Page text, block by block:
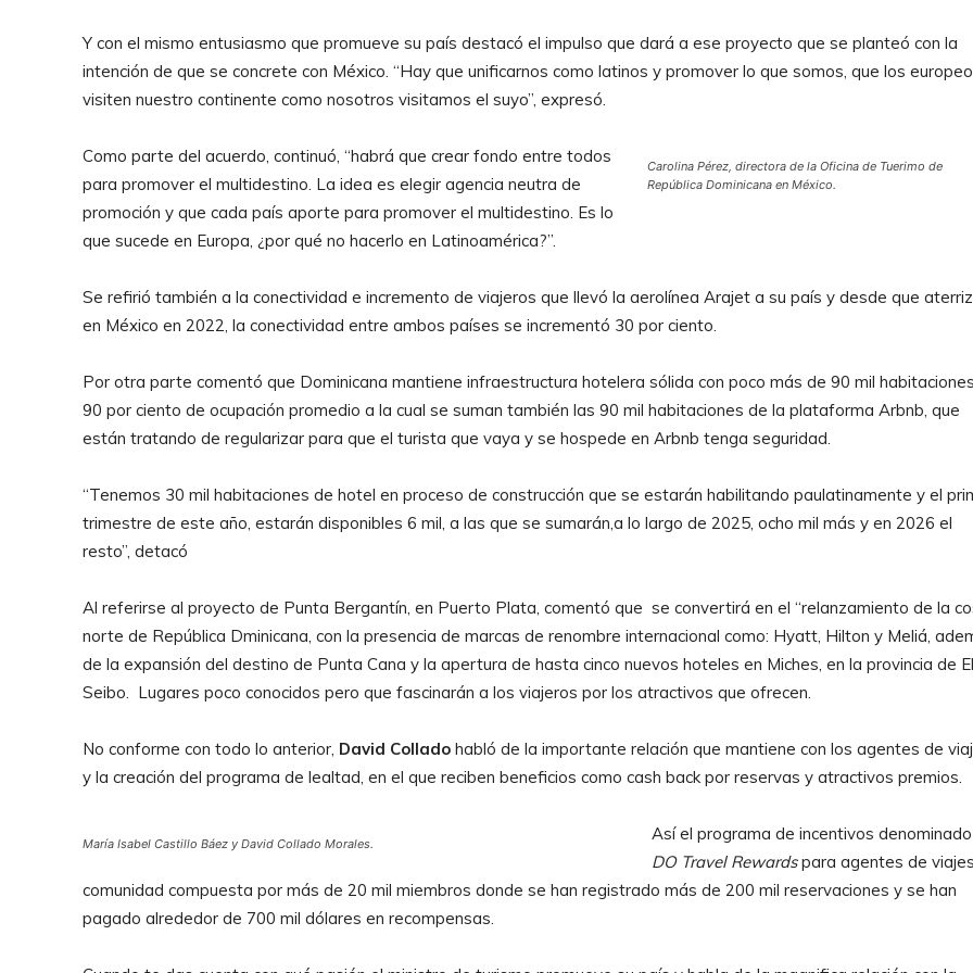
Y con el mismo entusiasmo que promueve su país destacó el impulso que dará a ese proyecto que se planteó con la
intención de que se concrete con México. “Hay que unificarnos como latinos y promover lo que somos, que los
visiten nuestro continente como nosotros visitamos el suyo”, expresó.
Carolina Pérez, directora de la Oficina de Tuerimo de
República Dominicana en México.
Como parte del acuerdo, continuó, “habrá que crear fondo entre todos
para promover el multidestino. La idea es elegir agencia neutra de
promoción y que cada país aporte para promover el multidestino. Es lo
que sucede en Europa, ¿por qué no hacerlo en Latinoamérica?”.
Se refirió también a la conectividad e incremento de viajeros que llevó la aerolínea Arajet a su país y desde que
en México en 2022, la conectividad entre ambos países se incrementó 30 por ciento.
Por otra parte comentó que Dominicana mantiene infraestructura hotelera sólida con poco más de 90 mil
90 por ciento de ocupación promedio a la cual se suman también las 90 mil habitaciones de la plataforma Arbnb, que
están tratando de regularizar para que el turista que vaya y se hospede en Arbnb tenga seguridad.
“Tenemos 30 mil habitaciones de hotel en proceso de construcción que se estarán habilitando paulatinamente y el
trimestre de este año, estarán disponibles 6 mil, a las que se sumarán,a lo largo de 2025, ocho mil más y en 2026 el
resto”, detacó
Al referirse al proyecto de Punta Bergantín, en Puerto Plata, comentó que se convertirá en el “relanzamiento de la
norte de República Dminicana, con la presencia de marcas de renombre internacional como: Hyatt, Hilton y Meliá,
de la expansión del destino de Punta Cana y la apertura de hasta cinco nuevos hoteles en Miches, en la provincia de El
Seibo. Lugares poco conocidos pero que fascinarán a los viajeros por los atractivos que ofrecen.
No conforme con todo lo anterior, David Collado habló de la importante relación que mantiene con los agentes de
y la creación del programa de lealtad, en el que reciben beneficios como cash back por reservas y atractivos premios.
María Isabel Castillo Báez y David Collado Morales.
Así el programa de incentivos denominado
DO Travel Rewardspara agentes de
comunidad compuesta por más de 20 mil miembros donde se han registrado más de 200 mil reservaciones y se han
pagado alrededor de 700 mil dólares en recompensas.